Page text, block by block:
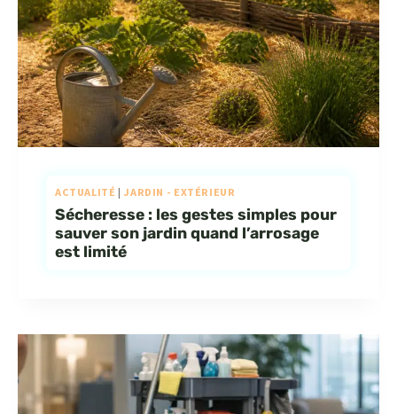
ACTUALITÉ | JARDIN - EXTÉRIEUR
Sécheresse : les gestes simples pour
sauver son jardin quand l’arrosage
est limité